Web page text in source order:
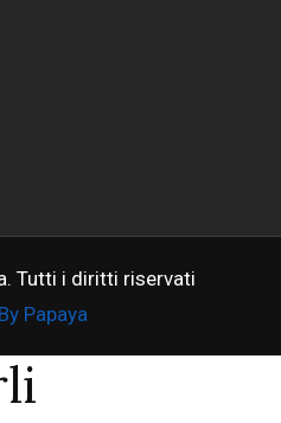
Tutti i diritti riservati
Papaya